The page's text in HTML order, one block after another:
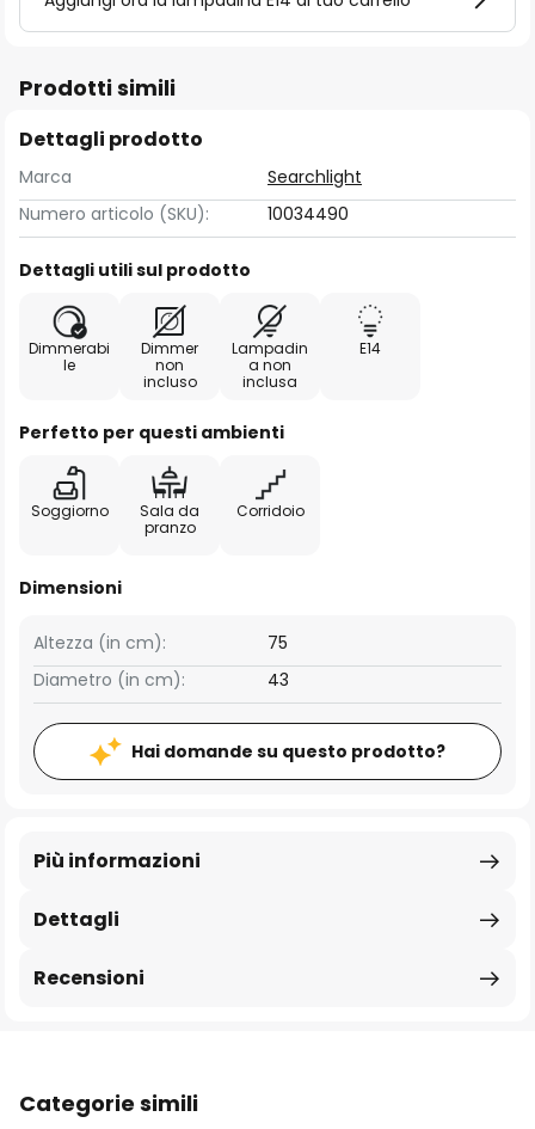
Prodotti simili
Dettagli prodotto
Marca
Searchlight
Numero articolo (SKU):
10034490
Dettagli utili sul prodotto
Dimmerabi
le
Dimmer
non
incluso
Lampadin
a non
inclusa
E14
Perfetto per questi ambienti
Soggiorno
Sala da
pranzo
Corridoio
Dimensioni
Altezza (in cm):
75
Diametro (in cm):
43
Hai domande su questo prodotto?
Dettagli
Più informazioni
Recensioni
Categorie simili